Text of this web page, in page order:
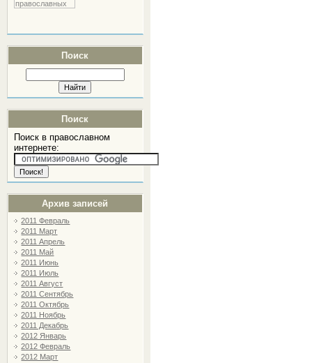
Поиск
Поиск
Поиск в православном
интернете:
Архив записей
2011 Февраль
2011 Март
2011 Апрель
2011 Май
2011 Июнь
2011 Июль
2011 Август
2011 Сентябрь
2011 Октябрь
2011 Ноябрь
2011 Декабрь
2012 Январь
2012 Февраль
2012 Март